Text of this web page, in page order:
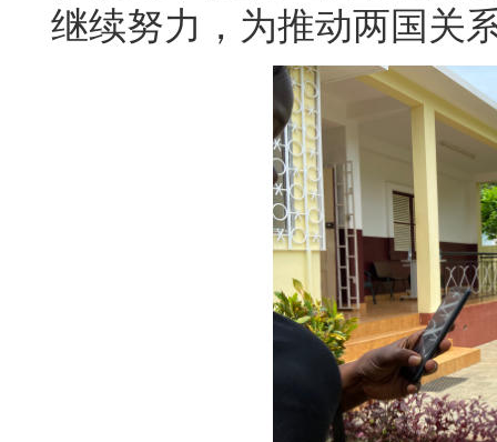
继续努力，为推动两国关